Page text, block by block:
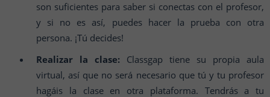
son suficientes para saber si conectas con el profesor,
y si no es así, puedes hacer la prueba con otra
persona. ¡Tú decides!
Realizar la clase: Classgap tiene su propia aula
virtual, así que no será necesario que tú y tu profesor
hagáis la clase en otra plataforma. Tendrás a tu